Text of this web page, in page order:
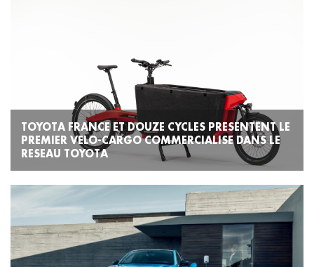
TOYOTA FRANCE ET DOUZE CYCLES PRESENTENT LE
PREMIER VELO-CARGO COMMERCIALISE DANS LE
RESEAU TOYOTA